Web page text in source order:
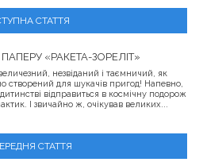
СТАТТЯ
«РАКЕТА-ЗОРЕЛІТ»
незвіданий і таємничий, як
створений для шукачів пригод! Напевно,
відправиться в космічну подорож
І звичайно ж, очікував великих...
СТАТТЯ